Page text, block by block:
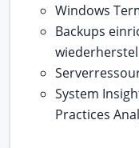
Windows
Backups
System
Practices